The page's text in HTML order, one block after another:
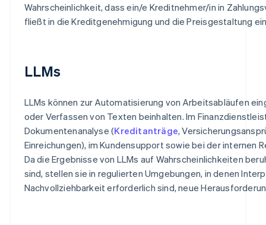
Wahrscheinlichkeit, dass ein/e Kreditnehmer/in in
fließt in die Kreditgenehmigung und die Preisgestaltung
LLMs
LLMs können zur Automatisierung von Arbeitsabläufen
oder Verfassen von Texten beinhalten. Im
Dokumentenanalyse (Kreditanträge,
Einreichungen), im Kundensupport sowie bei der internen
Da die Ergebnisse von LLMs auf Wahrscheinlichkeiten
sind, stellen sie in regulierten Umgebungen, in denen
Nachvollziehbarkeit erforderlich sind, neue